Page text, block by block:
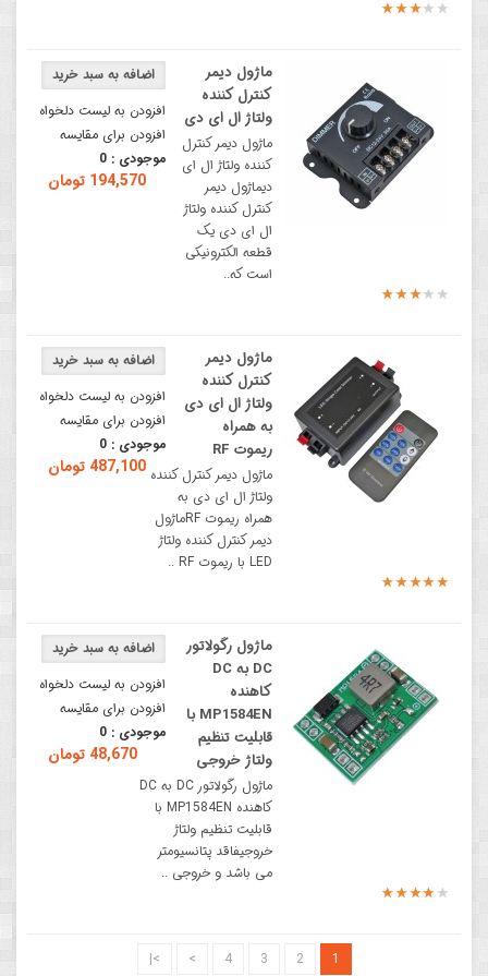
افزودن به لیست دلخواه
افزودن برای مقایسه
موجودی : 0
194,570 تومان
ماژول دیمر
کنترل کننده
ولتاژ ال ای دی
ماژول دیمر کنترل
کننده ولتاژ ال ای
دیماژول دیمر
کنترل کننده ولتاژ
ال ای دی یک
قطعه الکترونیکی
است که..
افزودن به لیست دلخواه
افزودن برای مقایسه
موجودی : 0
487,100 تومان
ماژول دیمر
کنترل کننده
ولتاژ ال ای دی
به همراه
ریموت RF
ماژول دیمر کنترل کننده
ولتاژ ال ای دی به
همراه ریموت RFماژول
دیمر کنترل کننده ولتاژ
LED با ریموت RF ..
افزودن به لیست دلخواه
افزودن برای مقایسه
موجودی : 0
48,670 تومان
ماژول رگولاتور
DC به DC
کاهنده
MP1584EN با
قابلیت تنظیم
ولتاژ خروجی
ماژول رگولاتور DC به DC
کاهنده MP1584EN با
قابلیت تنظیم ولتاژ
خروجیفاقد پتانسیومتر
می باشد و خروجی ..
1
2
3
4
>
>|